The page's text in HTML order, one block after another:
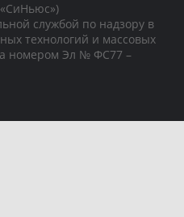
службой по надзору в
технологий и массовых
номером Эл № ФС77 –